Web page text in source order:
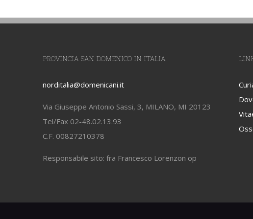
PROVINCIA SAN DOMENICO IN ITALIA
norditalia@domenicani.it
Via Giuseppe Antonio Sassi, 3, MILANO, MI 20123
Tel/Fax 02-48.02.13.93
C.F. 00827210378
Responsabile sito: fra Francesco Lorenzon op